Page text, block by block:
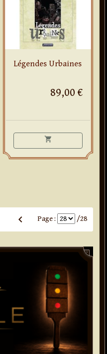
Légendes Urbaines
89,00 €
shopping_cart
keyboard_arrow_left Page : /28